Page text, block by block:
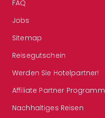
FAQ
Jobs
Sitemap
Reisegutschein
Werden Sie Hotelpartner!
Affiliate Partner Programm
Nachhaltiges Reisen